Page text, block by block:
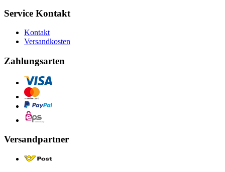
Service Kontakt
Kontakt
Versandkosten
Zahlungsarten
Versandpartner